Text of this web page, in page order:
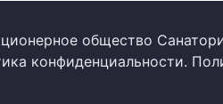
общество
конфиденциальности.